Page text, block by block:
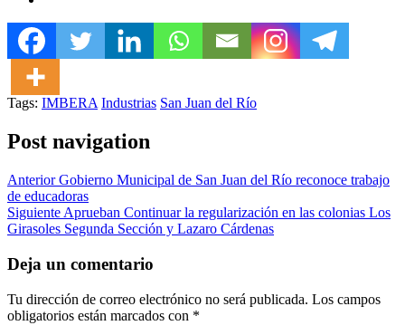
Tags: IMBERA Industrias San Juan del Río
Post navigation
AnteriorGobierno Municipal de San Juan del Río reconoce trabajo
de educadoras
Siguiente Aprueban Continuar la regularización en las colonias Los
Girasoles Segunda Sección y Lazaro Cárdenas
Deja un comentario
Tu dirección de correo electrónico no será publicada. Los campos
obligatorios están marcados con *